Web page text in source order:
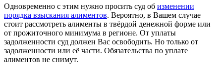
Одновременно с этим нужно просить суд об изменении
порядка взыскания алиментов. Вероятно, в Вашем случае
стоит рассмотреть алименты в твёрдой денежной форме или
от прожиточного минимума в регионе. От уплаты
задолженности суд должен Вас освободить. Но только от
задолженности или её части. Обязательства по уплате
алиментов не снимут.